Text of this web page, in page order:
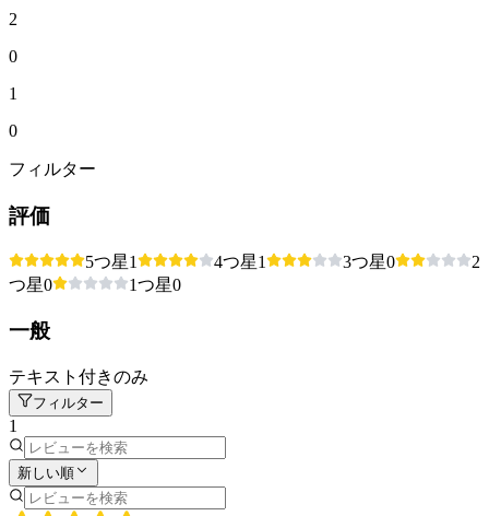
2
0
1
0
フィルター
評価
5つ星1 4つ星1 3つ星0
2
つ星0 1つ星0
一般
テキスト付きのみ
フィルター
1
新しい順